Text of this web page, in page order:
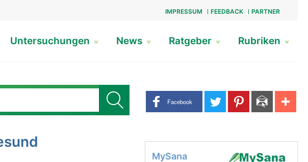
IMPRESSUM FEEDBACK PARTNER
Untersuchungen News Ratgeber Rubriken
Share buttons
Facebook
MySana